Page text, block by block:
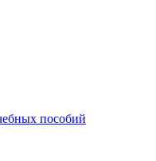
пособий